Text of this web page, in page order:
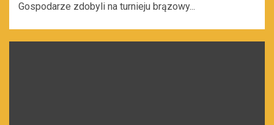
Gospodarze zdobyli na turnieju brązowy...